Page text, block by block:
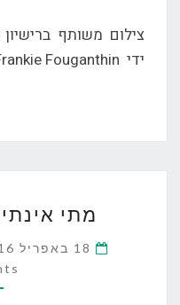
צילום משותף
ידי Frankie Fouganthin.
מתי
18 באפריל 2016